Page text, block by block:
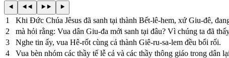
1
Khi Ðức Chúa Jêsus đã sanh tại thành Bết-lê-hem, xứ Giu-đê,
2
mà hỏi rằng: Vua dân Giu-đa mới sanh tại đâu? Vì chúng ta đã
3
Nghe tin ấy, vua Hê-rốt cùng cả thành Giê-ru-sa-lem đều bối rối.
4
Vua bèn nhóm các thầy tế lễ cả và các thầy thông giáo trong dân